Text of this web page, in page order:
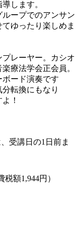
します。
ープでのアンサン
ゆったり楽しめま
レーヤー。カシオ
療法学会正会員。
ード演奏です
転換にもなり
！
受講日の1日前ま
額1,944円）